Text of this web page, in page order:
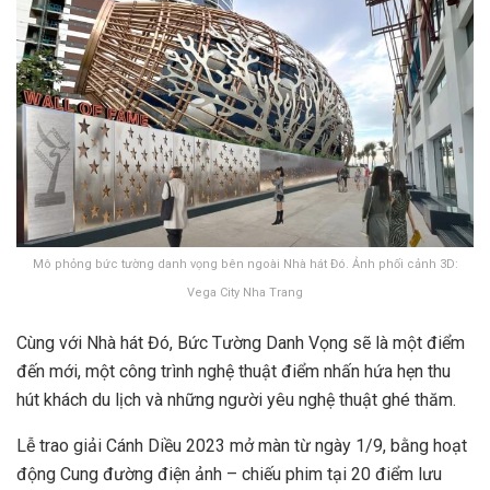
Mô phỏng bức tường danh vọng bên ngoài Nhà hát Đó. Ảnh phối cảnh 3D:
Vega City Nha Trang
Cùng với Nhà hát Đó, Bức Tường Danh Vọng sẽ là một điểm
đến mới, một công trình nghệ thuật điểm nhấn hứa hẹn thu
hút khách du lịch và những người yêu nghệ thuật ghé thăm.
Lễ trao giải Cánh Diều 2023 mở màn từ ngày 1/9, bằng hoạt
động Cung đường điện ảnh – chiếu phim tại 20 điểm lưu